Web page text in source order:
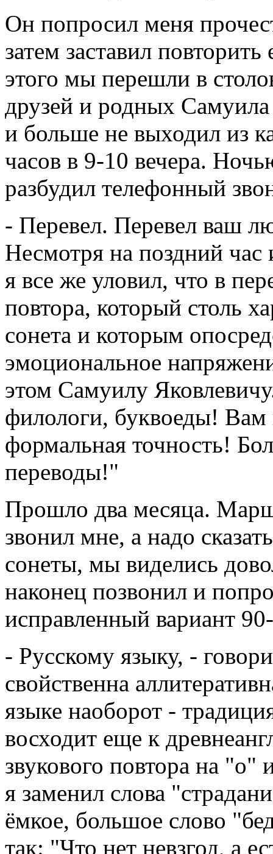
Он попросил меня
затем заставил
этого мы перешли в
друзей и родных
и больше не выходил из
часов в 9-10 вечера.
разбудил телефонный
- Перевел. Перевел ваш
Несмотря на поздний
я все же уловил, что в
повтора, который столь
сонета и которым
эмоциональное
этом Самуилу
филологи, буквоеды! Вам
формальная точность!
переводы!"
Прошло два месяца.
звонил мне, а надо
сонеты, мы виделись
наконец позвонил и
исправленный вариант
- Русскому языку, -
свойственна
языке наоборот -
восходит еще к
звукового повтора на
я заменил слова
ёмкое, большое слово
так: "Что нет невзгод, а